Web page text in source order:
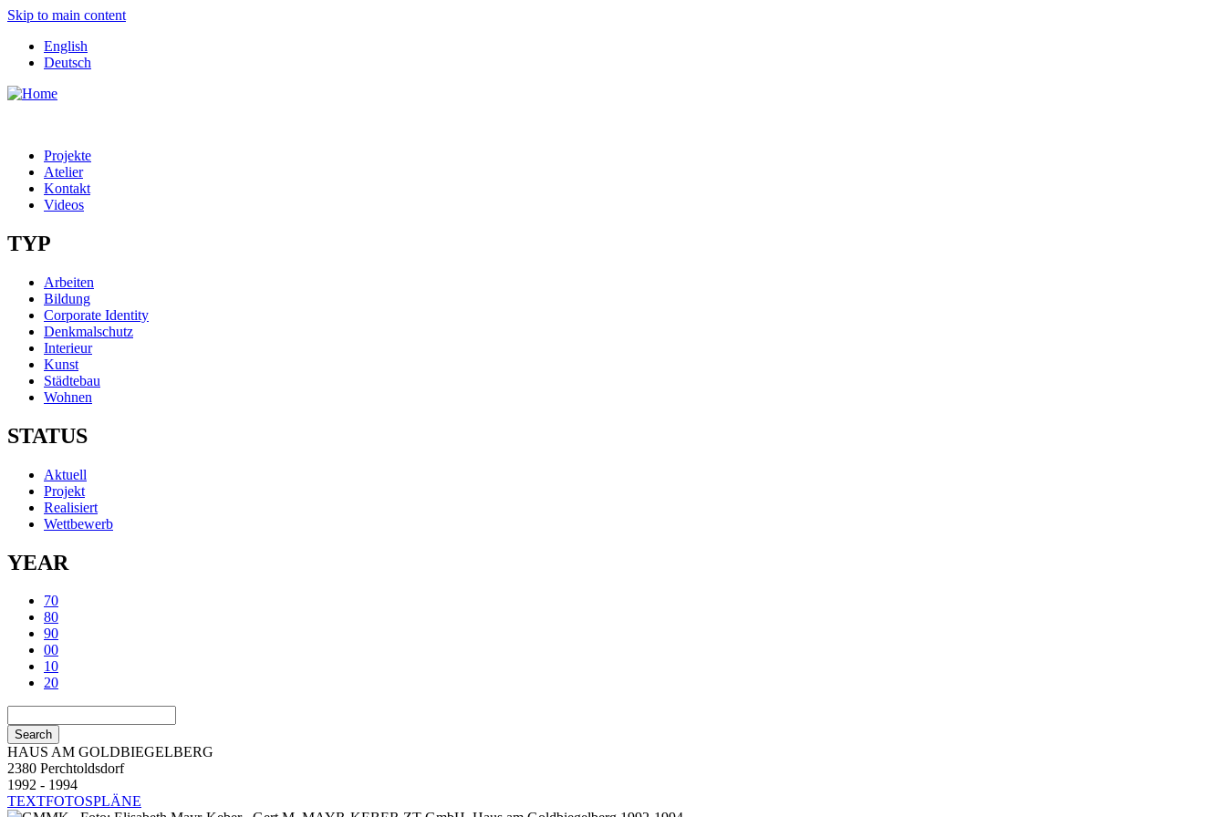
Skip to main content
English
Deutsch
Projekte
Atelier
Kontakt
Videos
TYP
Arbeiten
Bildung
Corporate Identity
Denkmalschutz
Interieur
Kunst
Städtebau
Wohnen
STATUS
Aktuell
Projekt
Realisiert
Wettbewerb
YEAR
70
80
90
00
10
20
HAUS AM GOLDBIEGELBERG
2380 Perchtoldsdorf
1992 - 1994
TEXTFOTOSPLÄNE